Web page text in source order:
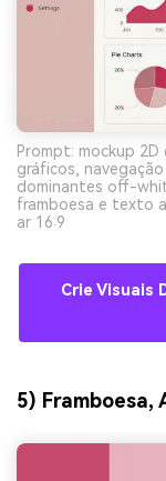
Prompt: mockup
gráficos,
dominantes off-
framboesa e texto
ar 16:9
Crie Visuais
5) Framboesa,